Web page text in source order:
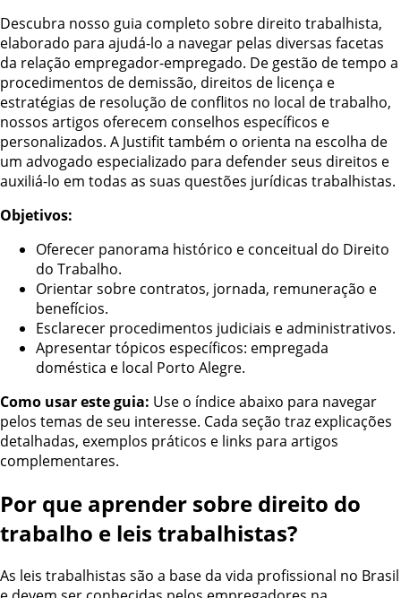
Descubra nosso guia completo sobre direito trabalhista,
elaborado para ajudá-lo a navegar pelas diversas facetas
da relação empregador-empregado. De gestão de tempo a
procedimentos de demissão, direitos de licença e
estratégias de resolução de conflitos no local de trabalho,
nossos artigos oferecem conselhos específicos e
personalizados. A Justifit também o orienta na escolha de
um advogado especializado para defender seus direitos e
auxiliá-lo em todas as suas questões jurídicas trabalhistas.
Objetivos:
Oferecer panorama histórico e conceitual do Direito
do Trabalho.
Orientar sobre contratos, jornada, remuneração e
benefícios.
Esclarecer procedimentos judiciais e administrativos.
Apresentar tópicos específicos: empregada
doméstica e local Porto Alegre.
Como usar este guia: Use o índice abaixo para navegar
pelos temas de seu interesse. Cada seção traz explicações
detalhadas, exemplos práticos e links para artigos
complementares.
Por que aprender sobre direito do
trabalho e leis trabalhistas?
As leis trabalhistas são a base da vida profissional no Brasil